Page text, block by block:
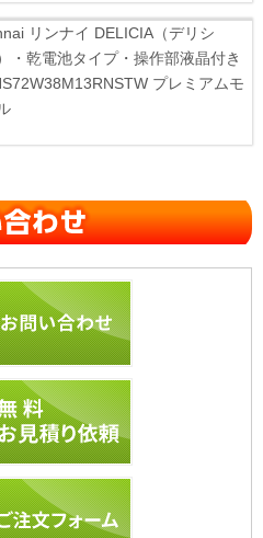
リンナイ DELICIA（デリシ
・乾電池タイプ・操作部液晶付き
プレミアムモ